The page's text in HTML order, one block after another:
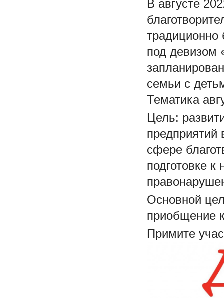
В августе
традиционно
под девизом
семьи с
Тематика
Цель:
предприятий
сфере
подготовке
Основной
приобщение
Примите